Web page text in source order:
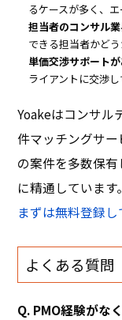
るケースが多く、
担当者のコンサル
できる担当者かど
単価交渉サポート
ライアントに交渉
Yoakeはコンサル
件マッチングサ
の案件を多数保
に精通しています。
まずは無料登録
よくある質問
Q. PMO経験がな